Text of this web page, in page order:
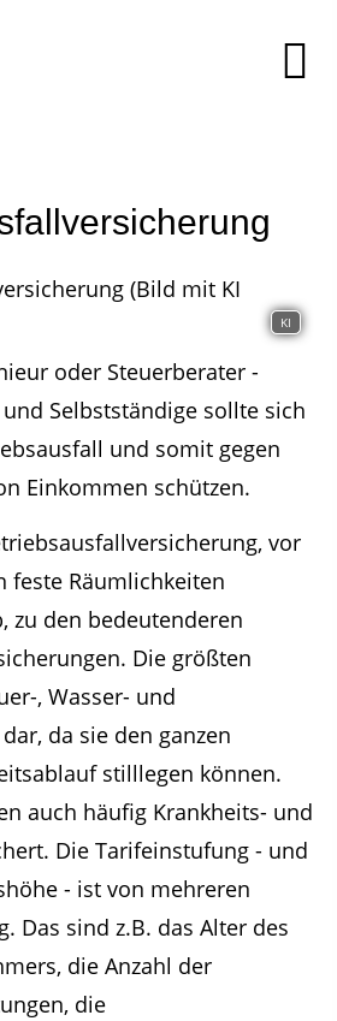
KI
oder Steuerberater -
Selbstständige sollte sich
und somit gegen
Einkommen schützen.
vor
feste Räumlichkeiten
zu den bedeutenderen
Die größten
, Wasser- und
da sie den ganzen
stilllegen können.
auch häufig Krankheits- und
Die Tarifeinstufung - und
- ist von mehreren
Das sind z.B. das Alter des
die Anzahl der
die